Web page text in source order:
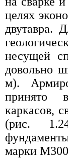
целях
двутавра.
несущей
довольно
м).
принято
каркасов,
(рис.
марки